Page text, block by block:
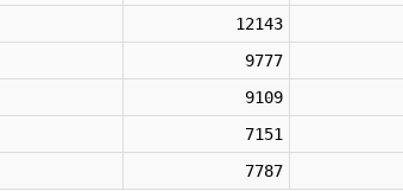
12143
9777
9109
7151
7787